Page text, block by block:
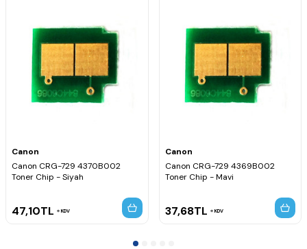
Canon
Canon CRG-729 4370B002
Toner Chip - Siyah
47,10TL KDV
Canon
Canon CRG-729 4369B002
Toner Chip - Mavi
37,68TL KDV